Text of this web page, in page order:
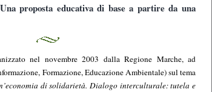
proposta educativa di base a partire da una
nel novembre 2003 dalla Regione Marche, ad
Formazione, Educazione Ambientale) sul tema
di solidarietà. Dialogo interculturale: tutela e